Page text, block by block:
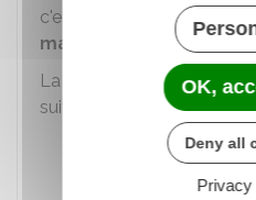
c'est la
NBI
majorés le plus élevé
La NBI
cesse d'être
suivantes :
Vous n'exercez
ouvrant droit
OK,
Deny all
Privacy